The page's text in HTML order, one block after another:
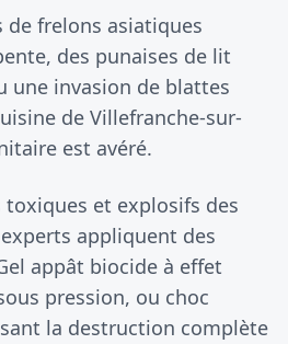
de frelons asiatiques
des punaises de lit
une invasion de blattes
de Villefranche-sur-
est avéré.
toxiques et explosifs des
appliquent des
appât biocide à effet
pression, ou choc
la destruction complète